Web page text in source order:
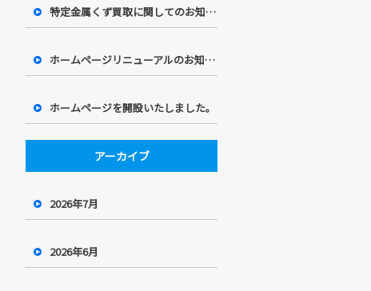
特定金属くず買取に関してのお知らせ
ホームページリニューアルのお知らせ
ホームページを開設いたしました。
アーカイブ
2026年7月
2026年6月